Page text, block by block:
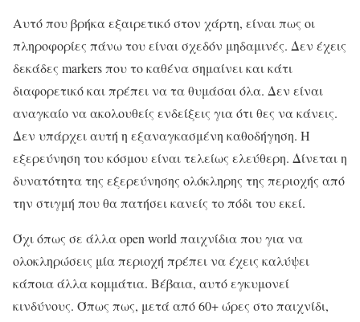
Αυτό που βρήκα εξαιρετικό στον χάρτη, είναι πως οι
πληροφορίες πάνω του είναι σχεδόν μηδαμινές. Δεν έχεις
δεκάδες markers που το καθένα σημαίνει και κάτι
διαφορετικό και πρέπει να τα θυμάσαι όλα. Δεν είναι
αναγκαίο να ακολουθείς ενδείξεις για ότι θες να κάνεις.
Δεν υπάρχει αυτή η εξαναγκασμένη καθοδήγηση. Η
εξερεύνηση του κόσμου είναι τελείως ελεύθερη. Δίνεται η
δυνατότητα της εξερεύνησης ολόκληρης της περιοχής από
την στιγμή που θα πατήσει κανείς το πόδι του εκεί.
Όχι όπως σε άλλα οpen world παιχνίδια που για να
ολοκληρώσεις μία περιοχή πρέπει να έχεις καλύψει
κάποια άλλα κομμάτια. Βέβαια, αυτό εγκυμονεί
κινδύνους. Όπως πως, μετά από 60+ ώρες στο παιχνίδι,